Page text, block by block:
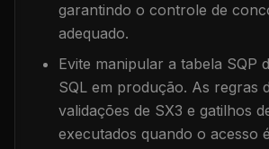
garantindo o controle de
adequado.
Evite manipular a tabela SQP
SQL em produção. As regras
validações de SX3 e gatilhos
executados quando o acesso